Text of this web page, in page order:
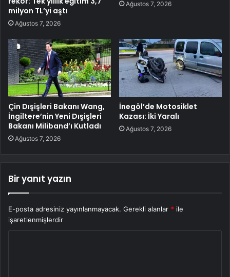
milyon TL’yi aştı
Ağustos 7, 2026
Ağustos 7, 2026
Çin Dışişleri Bakanı Wang,
İngiltere’nin Yeni Dışişleri
Bakanı Miliband’ı Kutladı
Ağustos 7, 2026
İnegöl’de Motosiklet
Kazası: İki Yaralı
Ağustos 7, 2026
Bir yanıt yazın
E-posta adresiniz yayınlanmayacak. Gerekli alanlar * ile
işaretlenmişlerdir